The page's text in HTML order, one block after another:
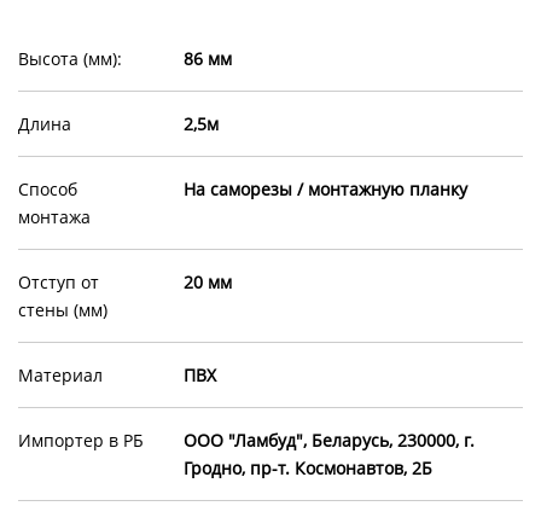
Высота (мм): 86 мм
Длина 2,5м
Способ
монтажа
На саморезы / монтажную планку
Отступ от
стены (мм)
20 мм
Материал ПВХ
Импортер в РБ
ООО "Ламбуд", Беларусь, 230000, г.
Гродно, пр-т. Космонавтов, 2Б